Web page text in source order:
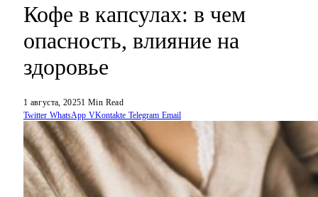
Кофе в капсулах: в чем
опасность, влияние на
здоровье
1 августа, 20251 Min Read
Twitter WhatsApp VKontakte Telegram Email